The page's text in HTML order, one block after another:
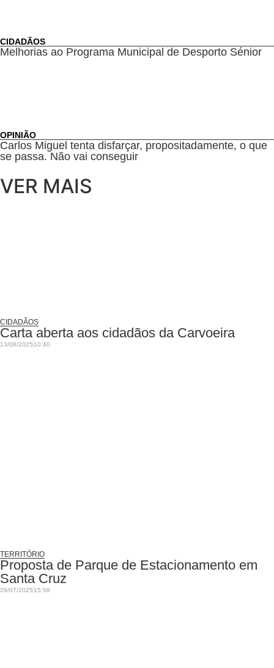
CIDADÃOS
Melhorias ao Programa Municipal de Desporto Sénior
OPINIÃO
Carlos Miguel tenta disfarçar, propositadamente, o que
se passa. Não vai conseguir
VER MAIS
CIDADÃOS
Carta aberta aos cidadãos da Carvoeira
13/08/2025 10:40
TERRITÓRIO
Proposta de Parque de Estacionamento em
Santa Cruz
29/07/2025 15:58